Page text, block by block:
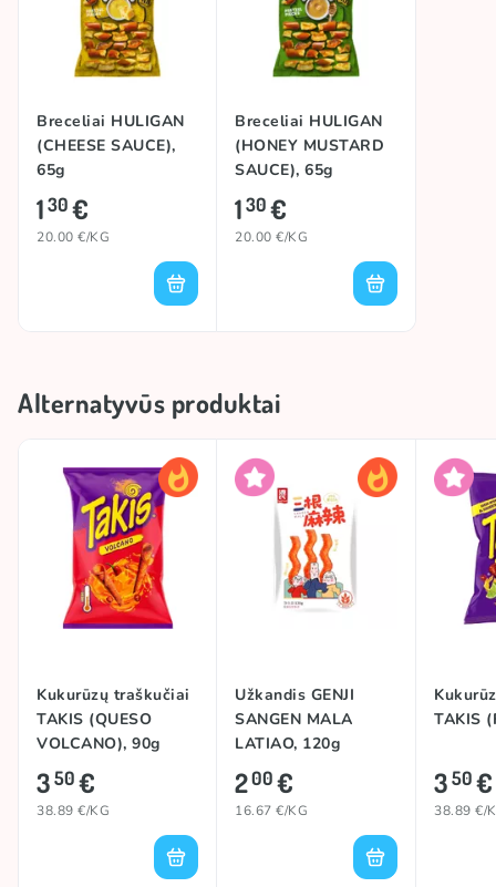
Breceliai HULIGAN
(CHEESE SAUCE),
65g
130€
20.00 €/KG
Breceliai HULIGAN
(HONEY MUSTARD
SAUCE), 65g
130€
20.00 €/KG
Alternatyvūs produktai
Kukurūzų traškučiai
TAKIS (QUESO
VOLCANO), 90g
350€
38.89 €/KG
Užkandis GENJI
SANGEN MALA
LATIAO, 120g
200€
16.67 €/KG
TAKIS
350€
38.89 €/